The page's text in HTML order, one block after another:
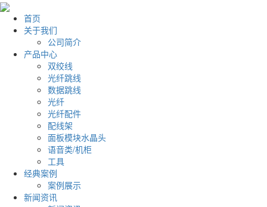
首页
关于我们
公司简介
产品中心
双绞线
光纤跳线
数据跳线
光纤
光纤配件
配线架
面板模块水晶头
语音类/机柜
工具
经典案例
案例展示
新闻资讯